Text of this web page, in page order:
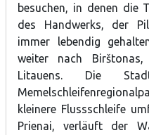
besuchen, in denen die
des Handwerks, der
immer lebendig
weiter nach
Litauens. Die
kleinere Flussschleife
Prienai, verläuft der